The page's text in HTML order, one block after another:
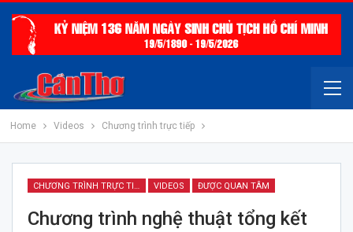
Home Videos Chương trình trực tiếp
CHƯƠNG TRÌNH TRỰC TIẾP VIDEOS ĐƯỢC QUAN TÂM
Chương trình nghệ thuật tổng kết